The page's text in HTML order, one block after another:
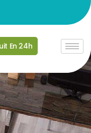
En 24h